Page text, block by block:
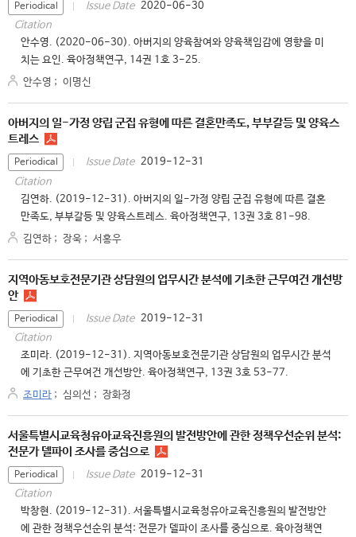
Periodical Issue Date 2020-06-30
Citation
안수영. (2020-06-30). 아버지의 양육참여와 양육책임감에 영향을 미
치는 요인. 육아정책연구, 14권 1호 3-25.
안수영 ; 이명신
아버지의 일-가정 양립 군집 유형에 따른 결혼만족도, 부부갈등 및 양육스
트레스
Periodical Issue Date 2019-12-31
Citation
김연하. (2019-12-31). 아버지의 일-가정 양립 군집 유형에 따른 결혼
만족도, 부부갈등 및 양육스트레스. 육아정책연구, 13권 3호 81-98.
김연하 ; 장욱 ; 서홍우
지역아동보호전문기관 상담원의 업무시간 분석에 기초한 근무여건 개선방
안
Periodical Issue Date 2019-12-31
Citation
조미라. (2019-12-31). 지역아동보호전문기관 상담원의 업무시간 분석
에 기초한 근무여건 개선방안. 육아정책연구, 13권 3호 53-77.
조미라 ; 심의선 ; 장화정
서울특별시교육청유아교육진흥원의 발전방안에 관한 정책우선순위 분석:
전문가 델파이 조사를 중심으로
Periodical Issue Date 2019-12-31
Citation
박창현. (2019-12-31). 서울특별시교육청유아교육진흥원의 발전방안
에 관한 정책우선순위 분석: 전문가 델파이 조사를 중심으로. 육아정책연